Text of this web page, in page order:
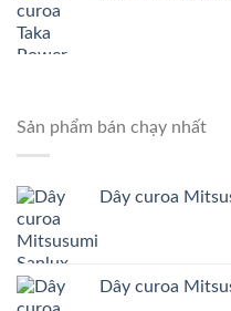
Sản phẩm bán chạy nhất
Dây curoa
Dây curoa